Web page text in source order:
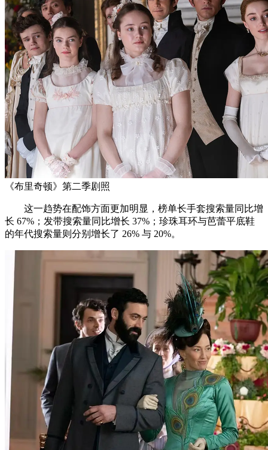
《布里奇顿》第二季剧照
这一趋势在配饰方面更加明显，榜单长手套搜索量同比增
长 67%；发带搜索量同比增长 37%；珍珠耳环与芭蕾平底鞋
的年代搜索量则分别增长了 26% 与 20%。